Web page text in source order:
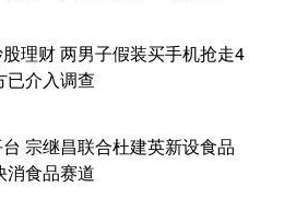
理财 两男子假装买手机抢走4
已介入调查
宗继昌联合杜建英新设食品
消食品赛道